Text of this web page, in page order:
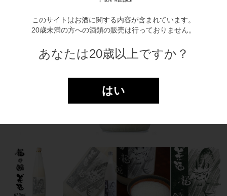
このサイトはお酒に関する内容が含まれています。
20歳未満の方への酒類の販売は行っておりません。
あなたは20歳以上ですか？
はい